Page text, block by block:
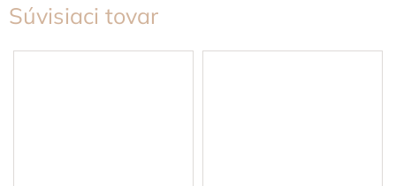
Súvisiaci tovar